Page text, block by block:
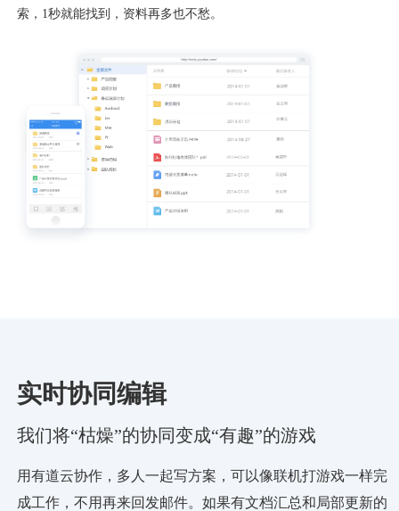
索，1秒就能找到，资料再多也不愁。
实时协同编辑
我们将“枯燥”的协同变成“有趣”的游戏
用有道云协作，多人一起写方案，可以像联机打游戏一样完
成工作，不用再来回发邮件。如果有文档汇总和局部更新的